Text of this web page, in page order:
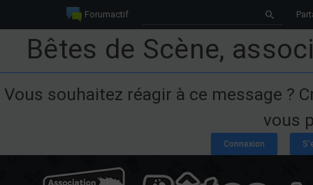
Forumactif
Bêtes de Scène,
Vous souhaitez réagir à ce message ?
vous